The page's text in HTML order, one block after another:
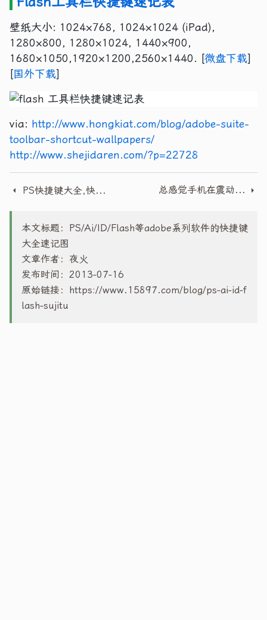
壁纸大小: 1024×768, 1024×1024 (iPad),
1280×800, 1280×1024, 1440×900,
1680×1050,1920×1200,2560×1440. [微盘下载]
[国外下载]
via: http://www.hongkiat.com/blog/adobe-suite-
toolbar-shortcut-wallpapers/
http://www.shejidaren.com/?p=22728
PS快捷键大全,快速操作PS应用快捷键 总感觉手机在震动 掏出来看啥也没有 是为什么
本文标题：PS/Ai/ID/Flash等adobe系列软件的快捷键
大全速记图
文章作者：夜火
发布时间：2013-07-16
原始链接： https://www.15897.com/blog/ps-ai-id-f
lash-sujitu